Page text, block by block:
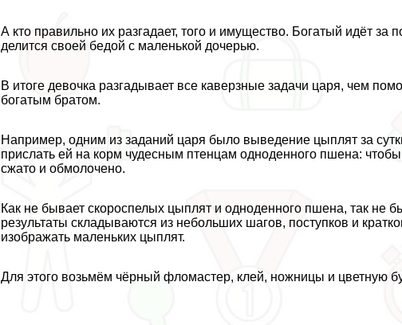
А кто правильно их разгадает, того и имущество. Богатый идёт
делится своей бедой с маленькой дочерью.
В итоге дeвoчка разгадывает все каверзные задачи царя, чем
богатым братом.
Например, одним из заданий царя было выведение цыплят за
прислать ей на корм чудесным птенцам одноденного пшена:
сжато и обмолочено.
Как не бывает скороспелых цыплят и одноденного пшена, так не
результаты складываются из небольших шагов, поступков и
изображать маленьких цыплят.
Для этого возьмём чёрный фломастер, клей, ножницы и цветную